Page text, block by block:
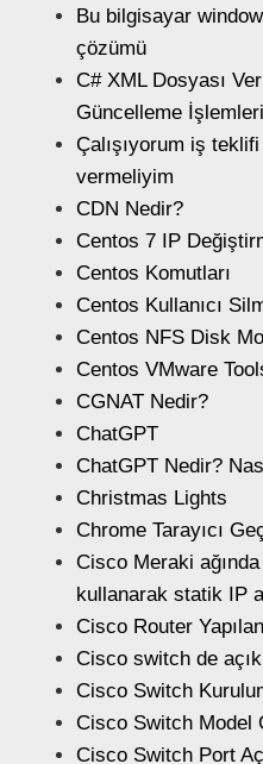
Bu bilgisayar
çözümü
C# XML Dosyası
Güncelleme İşlemleri
Çalışıyorum iş
vermeliyim
CDN Nedir?
Centos 7 IP
Centos Komutları
Centos Kullanıcı
Centos NFS Disk
Centos VMware
CGNAT Nedir?
ChatGPT
ChatGPT Nedir?
Christmas Lights
Chrome Tarayıcı
Cisco Meraki
kullanarak statik IP
Cisco Router
Cisco switch de
Cisco Switch
Cisco Switch Model
Cisco Switch Port